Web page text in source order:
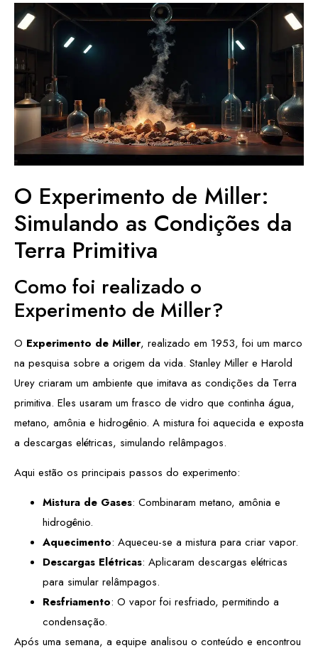
O Experimento de Miller:
Simulando as Condições da
Terra Primitiva
Como foi realizado o
Experimento de Miller?
O Experimento de Miller, realizado em 1953, foi um marco
na pesquisa sobre a origem da vida. Stanley Miller e Harold
Urey criaram um ambiente que imitava as condições da Terra
primitiva. Eles usaram um frasco de vidro que continha água,
metano, amônia e hidrogênio. A mistura foi aquecida e exposta
a descargas elétricas, simulando relâmpagos.
Aqui estão os principais passos do experimento:
Mistura de Gases: Combinaram metano, amônia e
hidrogênio.
Aquecimento: Aqueceu-se a mistura para criar vapor.
Descargas Elétricas: Aplicaram descargas elétricas
para simular relâmpagos.
Resfriamento: O vapor foi resfriado, permitindo a
condensação.
Após uma semana, a equipe analisou o conteúdo e encontrou